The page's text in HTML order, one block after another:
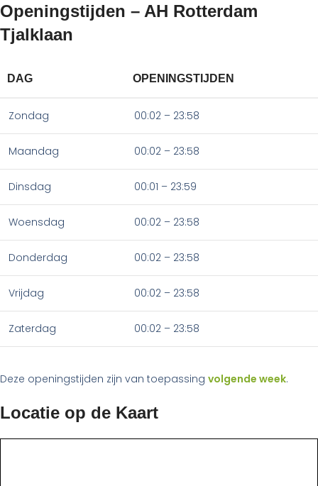
Openingstijden – AH Rotterdam
Tjalklaan
DAG OPENINGSTIJDEN
Zondag 00:02 – 23:58
Maandag 00:02 – 23:58
Dinsdag 00:01 – 23:59
Woensdag 00:02 – 23:58
Donderdag 00:02 – 23:58
Vrijdag 00:02 – 23:58
Zaterdag 00:02 – 23:58
Deze openingstijden zijn van toepassing volgende week.
Locatie op de Kaart